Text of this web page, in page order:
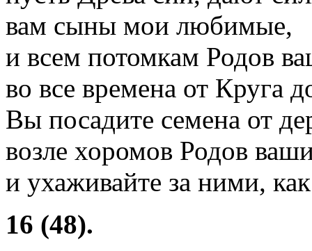
вам сыны мои любимые,
и всем потомкам Родов
во все времена от Круга
Вы посадите семена от
возле хоромов Родов
и ухаживайте за ними,
16 (48).